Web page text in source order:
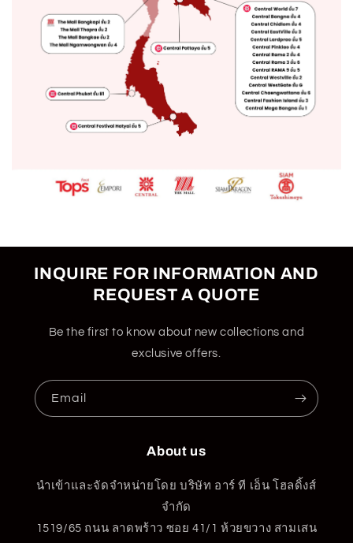
INQUIRE FOR INFORMATION AND
REQUEST A QUOTE
Be the first to know about new collections and
exclusive offers.
Email
About us
นำเข้าและจัดจำหน่ายโดย บริษัท อาร์ ที เอ็น โฮลดิ้งส์
จำกัด
1519/65 ถนน ลาดพร้าว ซอย 41/1 ห้วยขวาง สามเสน